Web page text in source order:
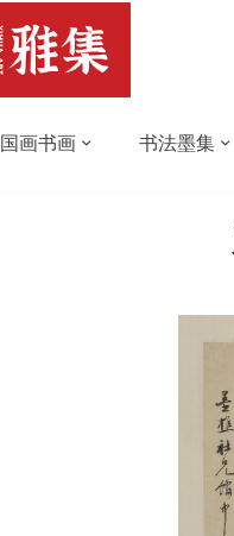
国画书画 书法墨集